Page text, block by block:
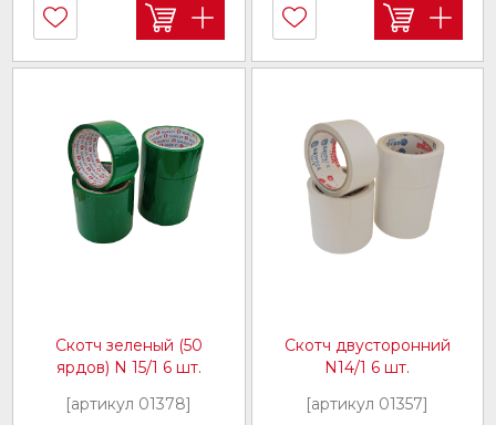
Скотч зеленый (50
ярдов) N 15/1 6 шт.
[артикул 01378]
Скотч двусторонний
N14/1 6 шт.
[артикул 01357]